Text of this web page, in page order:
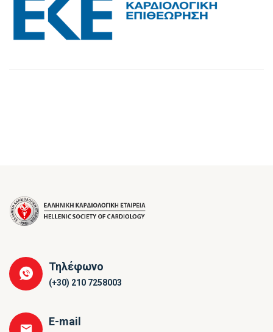
Τηλέφωνο
(+30) 210 7258003
E-mail